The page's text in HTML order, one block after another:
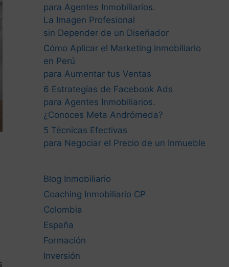
para Agentes Inmobiliarios.
La Imagen Profesional
sin Depender de un Diseñador
Cómo Aplicar el Marketing Inmobiliario
en Perú
para Aumentar tus Ventas
6 Estrategias de Facebook Ads
para Agentes Inmobiliarios.
¿Conoces Meta Andrómeda?
5 Técnicas Efectivas
para Negociar el Precio de un Inmueble
Blog Inmobiliario
Coaching Inmobiliario CP
Colombia
España
Formación
Inversión